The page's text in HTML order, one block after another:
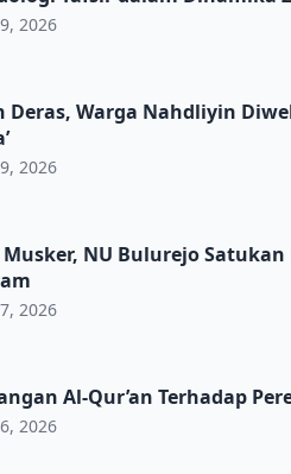
2026
Nahdliyin Diwek Tak Surut
Deras, Warga Nahdliyin
2026
Satukan Langkah
Musker, NU Bulurejo
2026
Terhadap Perempuan
Al-Qur’an Terhadap
2026